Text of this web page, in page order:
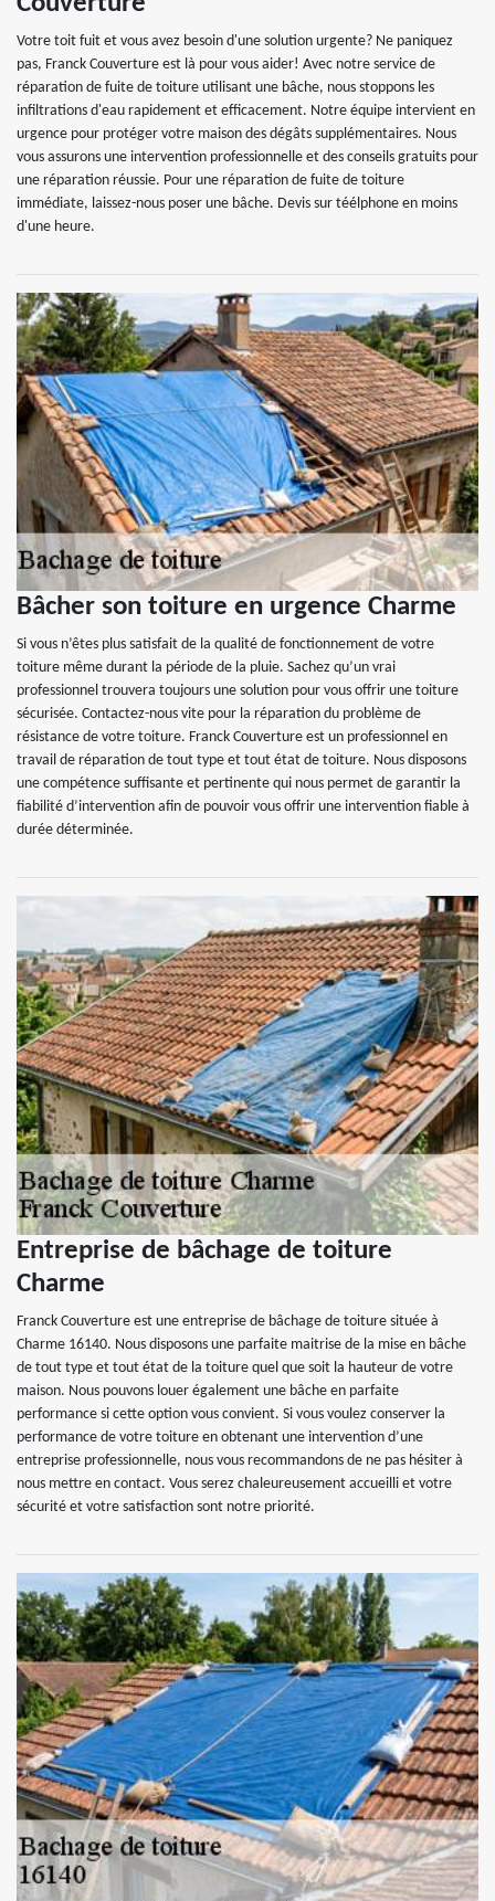
Votre toit fuit et vous avez besoin d'une solution urgente? Ne paniquez
pas, Franck Couverture est là pour vous aider! Avec notre service de
réparation de fuite de toiture utilisant une bâche, nous stoppons les
infiltrations d'eau rapidement et efficacement. Notre équipe intervient en
urgence pour protéger votre maison des dégâts supplémentaires. Nous
vous assurons une intervention professionnelle et des conseils gratuits pour
une réparation réussie. Pour une réparation de fuite de toiture
immédiate, laissez-nous poser une bâche. Devis sur téélphone en moins
d'une heure.
Bâcher son toiture en urgence Charme
Si vous n’êtes plus satisfait de la qualité de fonctionnement de votre
toiture même durant la période de la pluie. Sachez qu’un vrai
professionnel trouvera toujours une solution pour vous offrir une toiture
sécurisée. Contactez-nous vite pour la réparation du problème de
résistance de votre toiture. Franck Couverture est un professionnel en
travail de réparation de tout type et tout état de toiture. Nous disposons
une compétence suffisante et pertinente qui nous permet de garantir la
fiabilité d’intervention afin de pouvoir vous offrir une intervention fiable à
durée déterminée.
Entreprise de bâchage de toiture
Charme
Franck Couverture est une entreprise de bâchage de toiture située à
Charme 16140. Nous disposons une parfaite maitrise de la mise en bâche
de tout type et tout état de la toiture quel que soit la hauteur de votre
maison. Nous pouvons louer également une bâche en parfaite
performance si cette option vous convient. Si vous voulez conserver la
performance de votre toiture en obtenant une intervention d’une
entreprise professionnelle, nous vous recommandons de ne pas hésiter à
nous mettre en contact. Vous serez chaleureusement accueilli et votre
sécurité et votre satisfaction sont notre priorité.